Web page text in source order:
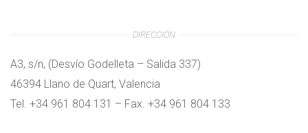
DIRECCIÓN
A3, s/n, (Desvío Godelleta – Salida 337)
46394 Llano de Quart, Valencia
Tel. +34 961 804 131 – Fax. +34 961 804 133